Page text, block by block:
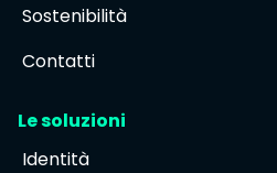
Sostenibilità
Contatti
Le soluzioni
Identità